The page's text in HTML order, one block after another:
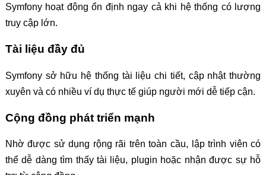
Symfony hoạt động ổn định ngay cả khi hệ thống có lượng
truy cập lớn.
Tài liệu đầy đủ
Symfony sở hữu hệ thống tài liệu chi tiết, cập nhật thường
xuyên và có nhiều ví dụ thực tế giúp người mới dễ tiếp cận.
Cộng đồng phát triển mạnh
Nhờ được sử dụng rộng rãi trên toàn cầu, lập trình viên có
thể dễ dàng tìm thấy tài liệu, plugin hoặc nhận được sự hỗ